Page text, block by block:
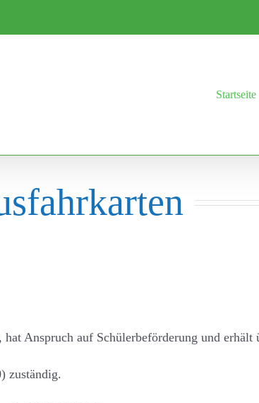
Startseite
Anspruch auf Schülerbeförderung und erhält
zuständig.